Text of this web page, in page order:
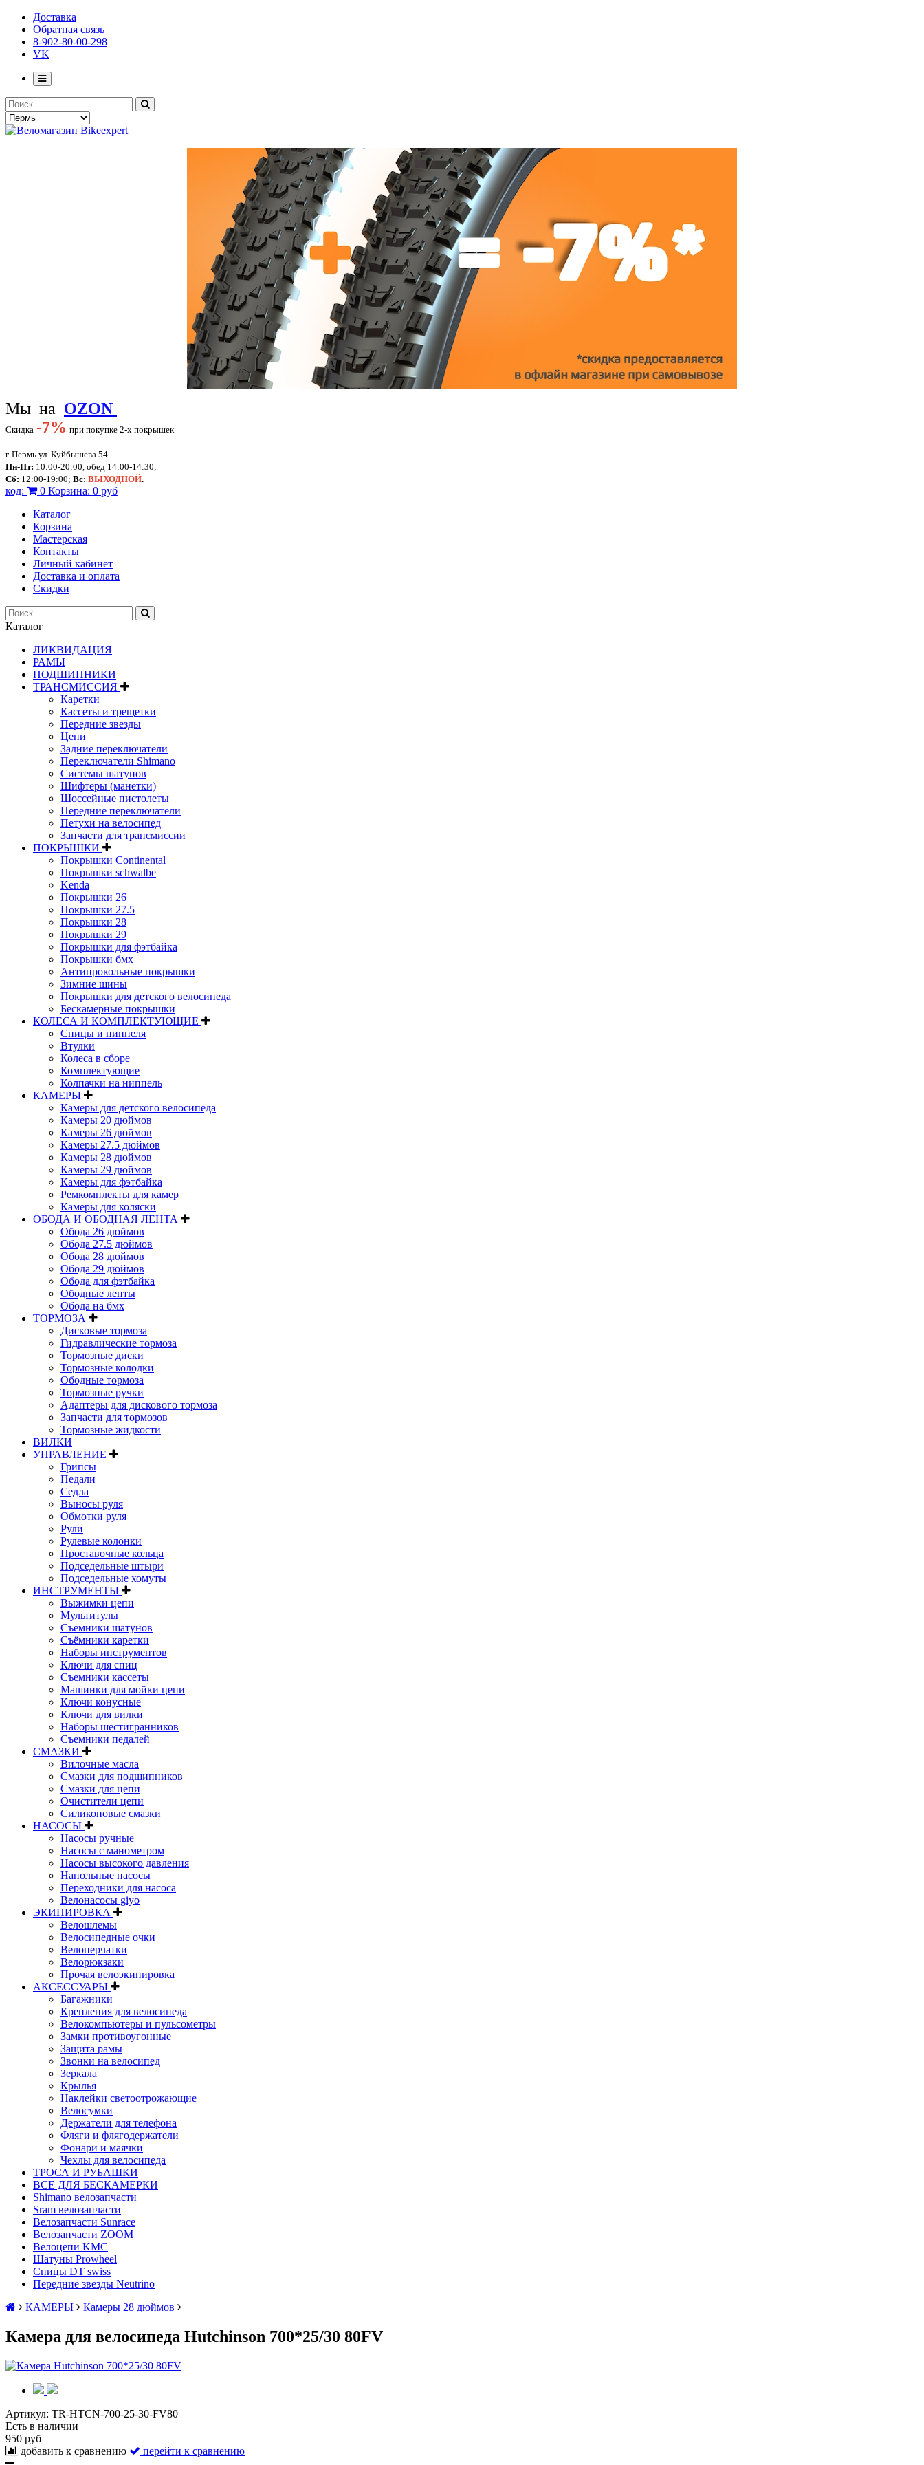
Доставка
Обратная связь
8-902-80-00-298
VK
Мы на OZON
Скидка -7% при покупке 2-х покрышек
г. Пермь ул. Куйбышева 54.
Пн-Пт: 10:00-20:00, обед 14:00-14:30;
Сб: 12:00-19:00; Вс: ВЫХОДНОЙ.
код: 0 Корзина: 0 руб
Каталог
Корзина
Мастерская
Контакты
Личный кабинет
Доставка и оплата
Скидки
Каталог
ЛИКВИДАЦИЯ
РАМЫ
ПОДШИПНИКИ
ТРАНСМИССИЯ
Каретки
Кассеты и трещетки
Передние звезды
Цепи
Задние переключатели
Переключатели Shimano
Системы шатунов
Шифтеры (манетки)
Шоссейные пистолеты
Передние переключатели
Петухи на велосипед
Запчасти для трансмиссии
ПОКРЫШКИ
Покрышки Continental
Покрышки schwalbe
Kenda
Покрышки 26
Покрышки 27.5
Покрышки 28
Покрышки 29
Покрышки для фэтбайка
Покрышки бмх
Антипрокольные покрышки
Зимние шины
Покрышки для детского велосипеда
Бескамерные покрышки
КОЛЕСА И КОМПЛЕКТУЮЩИЕ
Спицы и ниппеля
Втулки
Колеса в сборе
Комплектующие
Колпачки на ниппель
КАМЕРЫ
Камеры для детского велосипеда
Камеры 20 дюймов
Камеры 26 дюймов
Камеры 27.5 дюймов
Камеры 28 дюймов
Камеры 29 дюймов
Камеры для фэтбайка
Ремкомплекты для камер
Камеры для коляски
ОБОДА И ОБОДНАЯ ЛЕНТА
Обода 26 дюймов
Обода 27.5 дюймов
Обода 28 дюймов
Обода 29 дюймов
Обода для фэтбайка
Ободные ленты
Обода на бмх
ТОРМОЗА
Дисковые тормоза
Гидравлические тормоза
Тормозные диски
Тормозные колодки
Ободные тормоза
Тормозные ручки
Адаптеры для дискового тормоза
Запчасти для тормозов
Тормозные жидкости
ВИЛКИ
УПРАВЛЕНИЕ
Грипсы
Педали
Седла
Выносы руля
Обмотки руля
Рули
Рулевые колонки
Проставочные кольца
Подседельные штыри
Подседельные хомуты
ИНСТРУМЕНТЫ
Выжимки цепи
Мультитулы
Съемники шатунов
Съёмники каретки
Наборы инструментов
Ключи для спиц
Съемники кассеты
Машинки для мойки цепи
Ключи конусные
Ключи для вилки
Наборы шестигранников
Съемники педалей
СМАЗКИ
Вилочные масла
Смазки для подшипников
Смазки для цепи
Очистители цепи
Силиконовые смазки
НАСОСЫ
Насосы ручные
Насосы с манометром
Насосы высокого давления
Напольные насосы
Переходники для насоса
Велонасосы giyo
ЭКИПИРОВКА
Велошлемы
Велосипедные очки
Велоперчатки
Велорюкзаки
Прочая велоэкипировка
АКСЕССУАРЫ
Багажники
Крепления для велосипеда
Велокомпьютеры и пульсометры
Замки противоугонные
Защита рамы
Звонки на велосипед
Зеркала
Крылья
Наклейки светоотрожающие
Велосумки
Держатели для телефона
Фляги и флягодержатели
Фонари и маячки
Чехлы для велосипеда
ТРОСА И РУБАШКИ
ВСЕ ДЛЯ БЕСКАМЕРКИ
Shimano велозапчасти
Sram велозапчасти
Велозапчасти Sunrace
Велозапчасти ZOOM
Велоцепи KMC
Шатуны Prowheel
Спицы DT swiss
Передние звезды Neutrino
КАМЕРЫ
Камеры 28 дюймов
Камера для велосипеда Hutchinson 700*25/30 80FV
Артикул: TR-HTCN-700-25-30-FV80
Есть в наличии
950 руб
добавить к сравнению
перейти к сравнению